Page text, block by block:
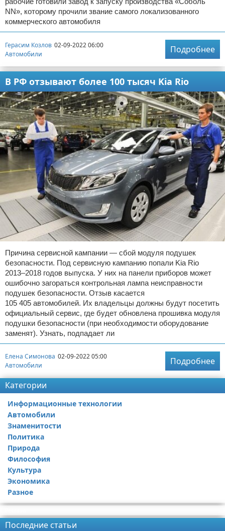
NN», которому прочили звание самого локализованного
коммерческого автомобиля
Герасим Козлов 02-09-2022 06:00
Автомобили
Подробнее
В РФ отзывают более 100 тысяч Kia Rio
Причина сервисной кампании — сбой модуля подушек
безопасности. Под сервисную кампанию попали Kia Rio
2013–2018 годов выпуска. У них на панели приборов может
ошибочно загораться контрольная лампа неисправности
подушек безопасности. Отзыв касается
105 405 автомобилей. Их владельцы должны будут посетить
официальный сервис, где будет обновлена прошивка модуля
подушки безопасности (при необходимости оборудование
заменят). Узнать, подпадает ли
Елена Симонова 02-09-2022 05:00
Автомобили
Подробнее
Категории
Информационные технологии
Автомобили
Знаменитости
Политика
Природа
Философия
Культура
Экономика
Разное
Последние статьи